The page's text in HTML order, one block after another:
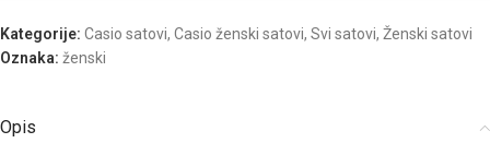
Kategorije: Casio satovi, Casio ženski satovi, Svi satovi, Ženski satovi
Oznaka: ženski
Opis